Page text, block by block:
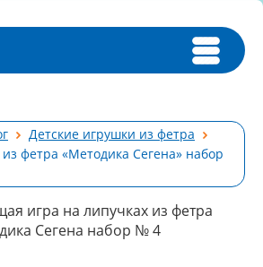
Детские игрушки из фетра
фетра «Методика Сегена» набор